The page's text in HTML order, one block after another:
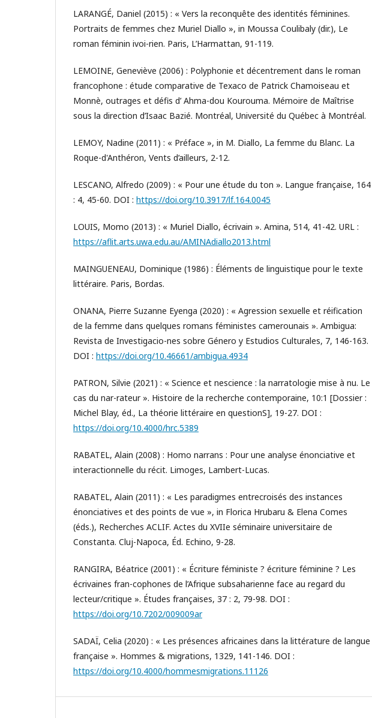
LARANGÉ, Daniel (2015) : « Vers la reconquête des identités féminines.
Portraits de femmes chez Muriel Diallo », in Moussa Coulibaly (dir.), Le
roman féminin ivoi-rien. Paris, L’Harmattan, 91-119.
LEMOINE, Geneviève (2006) : Polyphonie et décentrement dans le roman
francophone : étude comparative de Texaco de Patrick Chamoiseau et
Monnè, outrages et défis d’ Ahma-dou Kourouma. Mémoire de Maîtrise
sous la direction d’Isaac Bazié. Montréal, Université du Québec à Montréal.
LEMOY, Nadine (2011) : « Préface », in M. Diallo, La femme du Blanc. La
Roque-d'Anthéron, Vents d’ailleurs, 2-12.
LESCANO, Alfredo (2009) : « Pour une étude du ton ». Langue française, 164
: 4, 45-60. DOI : https://doi.org/10.3917/lf.164.0045
LOUIS, Momo (2013) : « Muriel Diallo, écrivain ». Amina, 514, 41-42. URL :
https://aflit.arts.uwa.edu.au/AMINAdiallo2013.html
MAINGUENEAU, Dominique (1986) : Éléments de linguistique pour le texte
littéraire. Paris, Bordas.
ONANA, Pierre Suzanne Eyenga (2020) : « Agression sexuelle et réification
de la femme dans quelques romans féministes camerounais ». Ambigua:
Revista de Investigacio-nes sobre Género y Estudios Culturales, 7, 146-163.
DOI : https://doi.org/10.46661/ambigua.4934
PATRON, Silvie (2021) : « Science et nescience : la narratologie mise à nu. Le
cas du nar-rateur ». Histoire de la recherche contemporaine, 10:1 [Dossier :
Michel Blay, éd., La théorie littéraire en questionS], 19-27. DOI :
https://doi.org/10.4000/hrc.5389
RABATEL, Alain (2008) : Homo narrans : Pour une analyse énonciative et
interactionnelle du récit. Limoges, Lambert-Lucas.
RABATEL, Alain (2011) : « Les paradigmes entrecroisés des instances
énonciatives et des points de vue », in Florica Hrubaru & Elena Comes
(éds.), Recherches ACLIF. Actes du XVIIe séminaire universitaire de
Constanta. Cluj-Napoca, Éd. Echino, 9-28.
RANGIRA, Béatrice (2001) : « Écriture féministe ? écriture féminine ? Les
écrivaines fran-cophones de l’Afrique subsaharienne face au regard du
lecteur/critique ». Études françaises, 37 : 2, 79-98. DOI :
https://doi.org/10.7202/009009ar
SADAÏ, Celia (2020) : « Les présences africaines dans la littérature de langue
française ». Hommes & migrations, 1329, 141-146. DOI :
https://doi.org/10.4000/hommesmigrations.11126